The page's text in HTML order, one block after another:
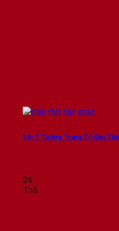
10+ Ý Tưởng Trang Trí Bàn
26
Th5